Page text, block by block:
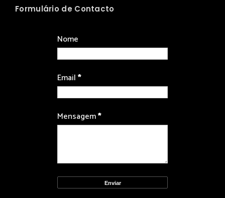
Formulário de Contacto
Nome
Email*
Mensagem*